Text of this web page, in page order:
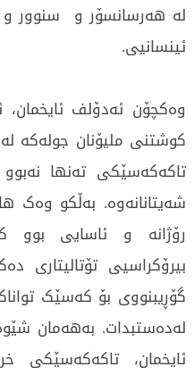
لە هەرسانسۆر و سنوور و
ئینسانیی.
وەکچۆن ئەدۆلف
کوشتنی ملیۆنان جولەکە لە
تاکەکەسێکی تەنها
شەیتانانەوە. بەڵکو وەک
رۆژانە و ئاسایی بوو
بیرۆکراسیی تۆتالیتاری
گۆڕیبنووی بۆ کەسێک
لەدەستبدات. بەهەمان
ئایخمان، تاکەکەسێکی